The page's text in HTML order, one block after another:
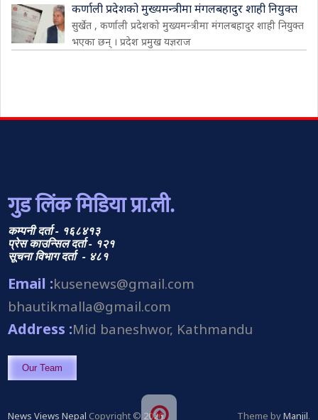
कर्णाली प्रदेशको मुख्यमन्त्रीमा मंगलबहादुर शाही नियुक्त
सुर्खेत , कर्णाली प्रदेशको मुख्यमन्त्रीमा मंगलबहादुर शाही नियुक्त
भएका छन् । प्रदेश प्रमुख यज्ञराज
गुड लिंक मिडिया प्रा.ली.
कम्पनी दर्ता - १६८४१३
प्रेस काउन्सिल दर्ता - १२१
सूचना विभाग दर्ता - ४८१
Email :kusenews@gmail.com
bhautikmalla@gmail.com
Address :Mid baneshwor, Kathmandu
Our Team
News Views Nepal Copyright © 2026. Theme byManjil.